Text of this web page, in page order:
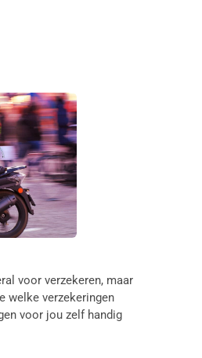
voor verzekeren, maar
welke verzekeringen
voor jou zelf handig